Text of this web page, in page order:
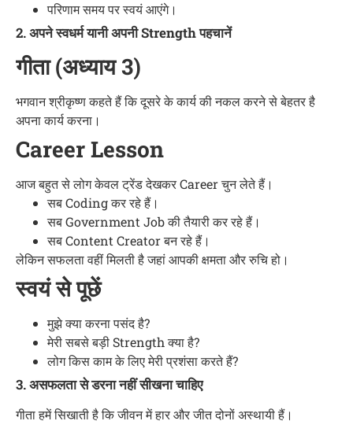
परिणाम समय पर स्वयं आएंगे।
2. अपने स्वधर्म यानी अपनी Strength पहचानें
गीता (अध्याय 3)
भगवान श्रीकृष्ण कहते हैं कि दूसरे के कार्य की नकल करने से बेहतर है
अपना कार्य करना।
Career Lesson
आज बहुत से लोग केवल ट्रेंड देखकर Career चुन लेते हैं।
सब Coding कर रहे हैं।
सब Government Job की तैयारी कर रहे हैं।
सब Content Creator बन रहे हैं।
लेकिन सफलता वहीं मिलती है जहां आपकी क्षमता और रुचि हो।
स्वयं से पूछें
मुझे क्या करना पसंद है?
मेरी सबसे बड़ी Strength क्या है?
लोग किस काम के लिए मेरी प्रशंसा करते हैं?
3. असफलता से डरना नहीं सीखना चाहिए
गीता हमें सिखाती है कि जीवन में हार और जीत दोनों अस्थायी हैं।